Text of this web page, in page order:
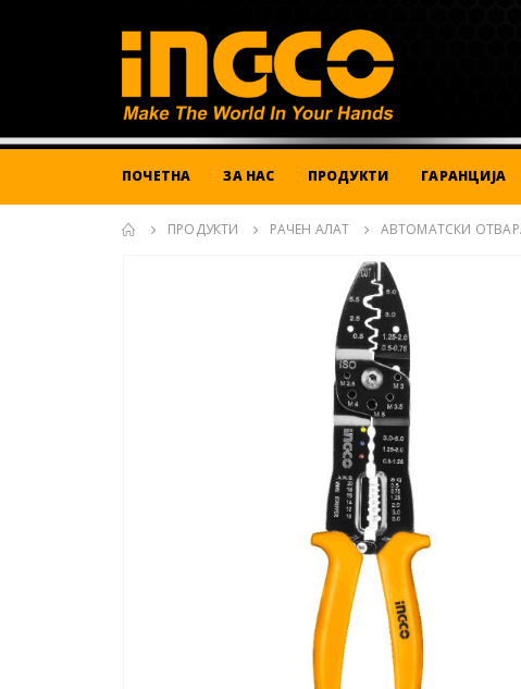
ПОЧЕТНА ЗА НАС ПРОДУКТИ ГАРАНЦИЈА
ПРОДУКТИ РАЧЕН АЛАТ АВТОМАТСКИ